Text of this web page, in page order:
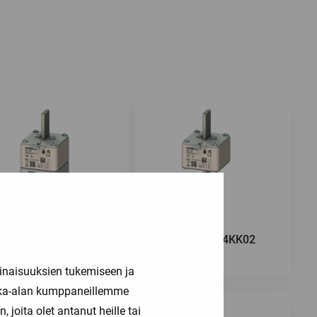
tukemiseen ja
alan kumppaneillemme
joita olet antanut heille tai
3NA3230-4KK02